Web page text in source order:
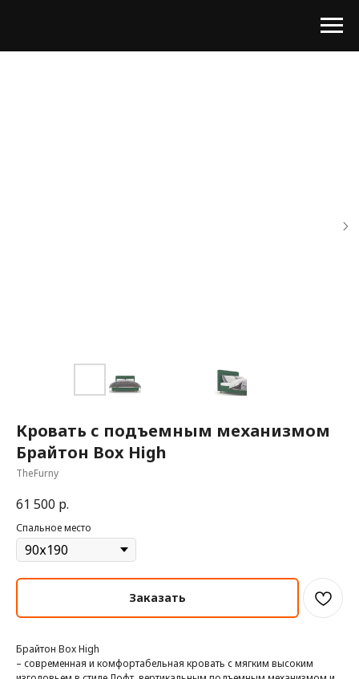
Кровать с подъемным механизмом
Брайтон Box High
TheFurny
61 500 р.
Спальное место
Заказать
Брайтон Box High
– современная и комфортабельная кровать с мягким высоким